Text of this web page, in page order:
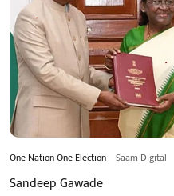
One Nation One Election Saam Digital
Sandeep Gawade